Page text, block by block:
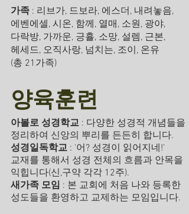
가족 : 리브가, 드보라, 에스더, 내려놓음,
에벤에셀, 시온, 함께, 열매, 소원, 광야,
다락방, 가까운, 긍휼, 소망, 설렘, 근본,
헤세드, 오직사랑, 넘치는, 조이, 온유
(총 21가족)
양육훈련
아볼로 성경학교 : 다양한 성경적 개념들을
정리하여 신앙의 뿌리를 든든히 합니다.
성경일독학교 : '어? 성경이 읽어지네!'
교재를 통해서 성경 전체의 흐름과 안목을
익힙니다(신,구약 각각 12주).
새가족 모임 : 본 교회에 처음 나와 등록한
성도들을 환영하고 교제하는 모임입니다.